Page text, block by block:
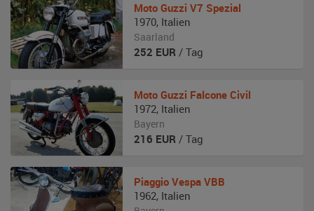
Moto Guzzi V7 Spezial
1970, Italien
Saarland
252 EUR / Tag
Moto Guzzi Falcone Civil
1972, Italien
Bayern
216 EUR / Tag
Piaggio Vespa VBB
1962, Italien